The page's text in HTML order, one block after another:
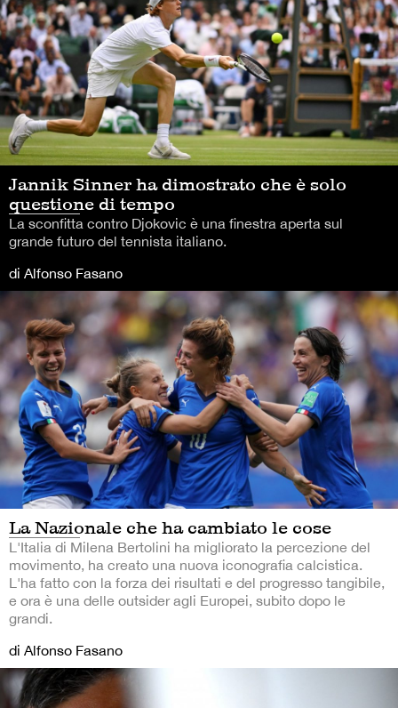
Jannik Sinner ha dimostrato che è solo
questione di tempo
La sconfitta contro Djokovic è una finestra aperta sul
grande futuro del tennista italiano.
di Alfonso Fasano
La Nazionale che ha cambiato le cose
L'Italia di Milena Bertolini ha migliorato la percezione del
movimento, ha creato una nuova iconografia calcistica.
L'ha fatto con la forza dei risultati e del progresso tangibile,
e ora è una delle outsider agli Europei, subito dopo le
grandi.
di Alfonso Fasano